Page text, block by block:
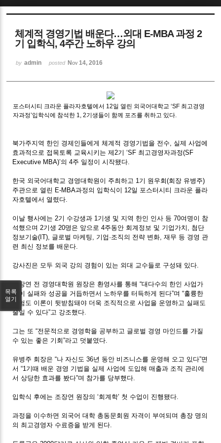
체계적 경영기법 배운다…외대 E-MBA 과정 2
기 입학식, 4주간 노하우 강의
by admin posted Nov 14, 2016
포스터시티 크라운 플라자호텔에서 12일 열린 외국어대학교 ‘SF 최고경영
자과정’입학식에 참석한 1, 2기생들이 함께 포즈를 취하고 있다.
북가주지역 한인 경제인들에게 체계적 경영기법을 전수, 실제 사업에
효과적으로 접목토록 교육시키는 제2기 ‘SF 최고경영자과정(SF
Executive MBA)’의 4주 일정이 시작됐다.
한국 외국어대학교 경영대학원이 주최하고 1기 원우회(회장 유병주)
주관으로 열린 E-MBA과정의 입학식이 12일 포스터시티 크라운 플라
자호텔에서 열렸다.
이날 행사에는 2기 수강생과 1기생 및 지역 한인 인사 등 70여명이 참
석했으며 2기생 20명은 앞으로 4주동안 회계정보 및 기업가치, 첨단
정보기술(IT), 글로벌 마케팅, 기업·조직의 전략 변화, 재무 등 경영 관
련 최신 정보를 배운다.
강사진은 모두 외국 강의 경험이 있는 외대 교수들로 구성돼 있다.
조장연 전 경영대학원 원장은 환영사를 통해 “대다수의 한인 사업가
들이 실패와 성공을 거듭하면서 노하우를 터득하게 된다”며 “훌륭한
경험도 이론이 뒷받침돼야 더욱 조직적으로 사업을 운영하고 실패도
줄일 수 있다”고 강조했다.
그는 또 “전문적으로 경영학을 공부하고 글로벌 경영 마인드를 가질
수 있는 좋은 기회”라고 덧붙였다.
유병주 회장은 “나 자신도 36년 동안 비즈니스를 운영해 오고 있다”면
서 “1기때 배운 경영 기법을 실제 사업에 도입해 매출과 조직 관리에
서 상당한 효과를 봤다”며 참가를 당부했다.
입학식 후에는 조장연 원장의 ‘회계학’ 첫 수업이 진행됐다.
과정을 이수하면 외국어 대학 총동문회원 자격이 부여되며 총장 명의
의 최고경영자 수료증을 받게 된다.
목록
열기
Sketchbook5, 스케치북5
Sketchbook5, 스케치북5